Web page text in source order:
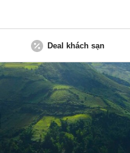
Deal khách sạn